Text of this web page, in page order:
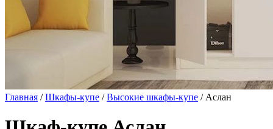
Главная /Шкафы-купе /Высокие шкафы-купе / Аслан